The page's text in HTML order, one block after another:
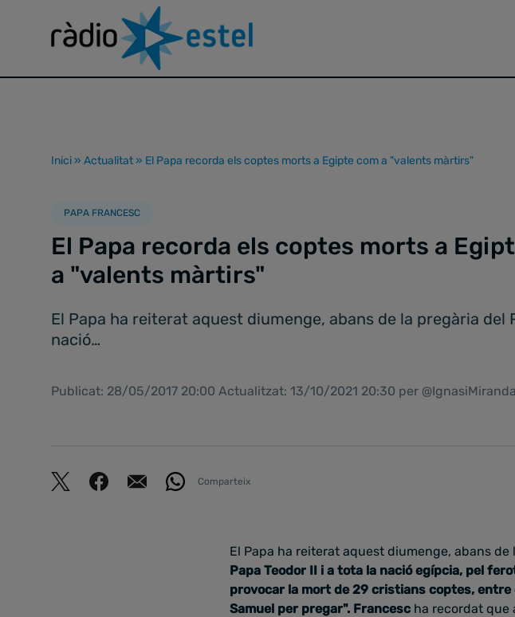
Inici » Actualitat » El Papa recorda els coptes morts a Egipte com a "valents màrtirs"
PAPA FRANCESC
El Papa recorda els coptes morts a
a "valents màrtirs"
El Papa ha reiterat aquest diumenge, abans de la pregària
nació…
Publicat: 28/05/2017 20:00 Actualitzat: 13/10/2021 20:30 per @IgnasiMiranda
Comparteix
El Papa ha reiterat aquest diumenge, abans de
Papa Teodor II i a tota la nació egípcia, pel
provocar la mort de 29 cristians coptes,
Samuel per pregar". Francesc ha recordat que